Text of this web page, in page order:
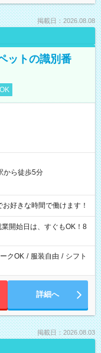
掲載日：2026.08.08
ットの識別番
から徒歩5分
好きな時間で働けます！
業開始日は、すぐもOK！8
クOK / 服装自由 / シフト
詳細へ
掲載日：2026.08.03